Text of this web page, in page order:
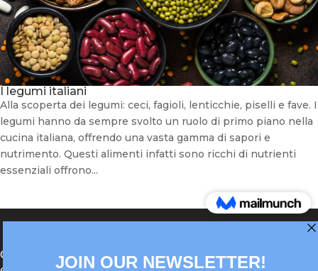
I legumi italiani
Alla scoperta dei legumi: ceci, fagioli, lenticchie, piselli e fave. I
legumi hanno da sempre svolto un ruolo di primo piano nella
cucina italiana, offrendo una vasta gamma di sapori e
nutrimento. Questi alimenti infatti sono ricchi di nutrienti
essenziali offrono...
®Berlin Italian Communication 2022 +49(0)30